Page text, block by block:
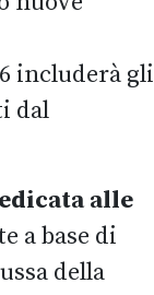
includerà gli
dal
alle
a base di
della